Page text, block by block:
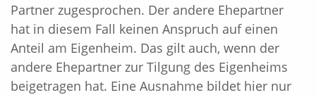
Partner zugesprochen. Der andere Ehepartner
hat in diesem Fall keinen Anspruch auf einen
Anteil am Eigenheim. Das gilt auch, wenn der
andere Ehepartner zur Tilgung des Eigenheims
beigetragen hat. Eine Ausnahme bildet hier nur